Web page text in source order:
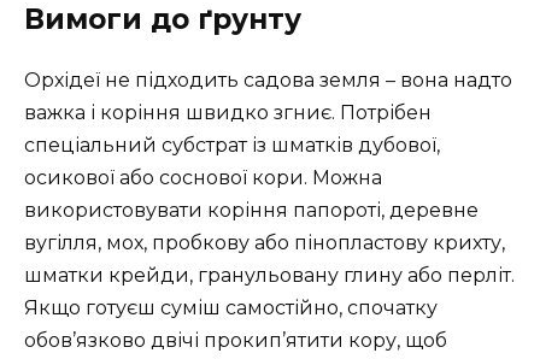
Вимоги до ґрунту
Орхідеї не підходить садова земля – ​​вона надто
важка і коріння швидко згниє. Потрібен
спеціальний субстрат із шматків дубової,
осикової або соснової кори. Можна
використовувати коріння папороті, деревне
вугілля, мох, пробкову або пінопластову крихту,
шматки крейди, гранульовану глину або перліт.
Якщо готуєш суміш самостійно, спочатку
обов’язково двічі прокип’ятити кору, щоб